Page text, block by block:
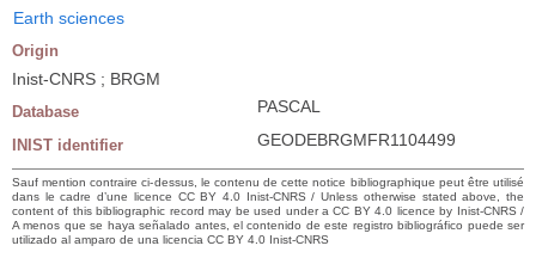
Earth sciences
Origin
Inist-CNRS ; BRGM
Database PASCAL
INIST identifier GEODEBRGMFR1104499
Sauf mention contraire ci-dessus, le contenu de cette notice bibliographique peut être utilisé
dans le cadre d’une licence CC BY 4.0 Inist-CNRS / Unless otherwise stated above, the
content of this bibliographic record may be used under a CC BY 4.0 licence by Inist-CNRS /
A menos que se haya señalado antes, el contenido de este registro bibliográfico puede ser
utilizado al amparo de una licencia CC BY 4.0 Inist-CNRS